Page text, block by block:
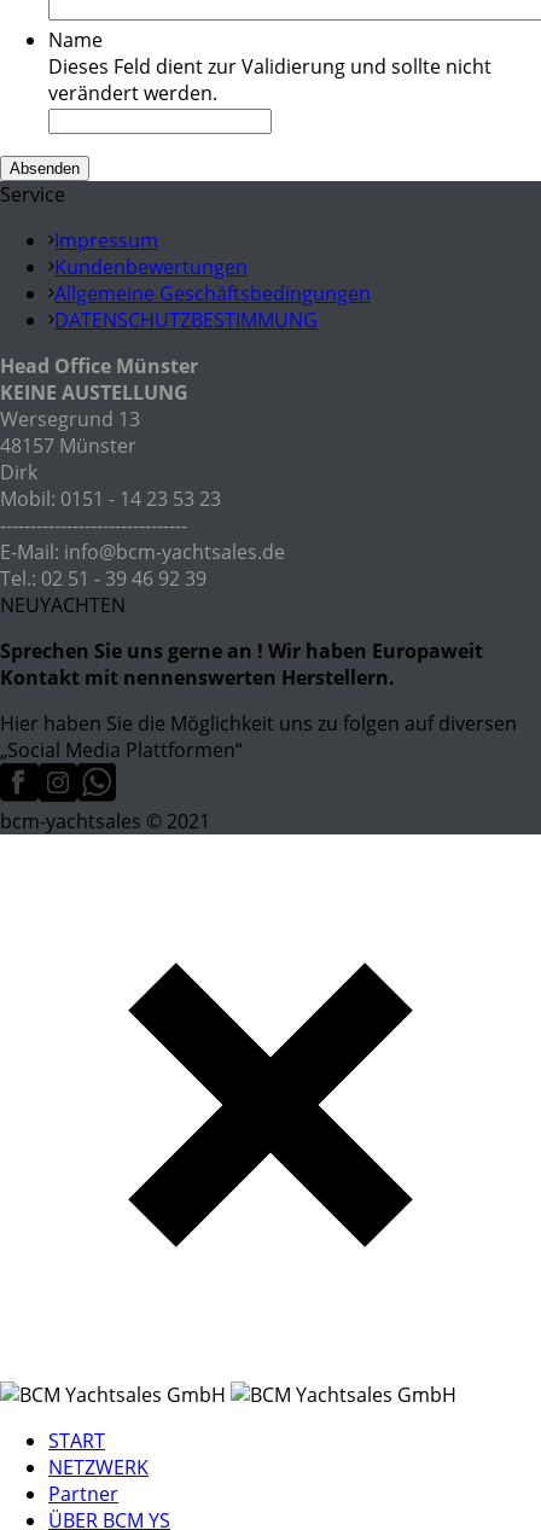
Name
Dieses Feld dient zur Validierung und sollte nicht
verändert werden.
Service
Impressum
Kundenbewertungen
Allgemeine Geschäftsbedingungen
DATENSCHUTZBESTIMMUNG
Head Office Münster
KEINE AUSTELLUNG
Wersegrund 13
48157 Münster
Dirk
Mobil: 0151 - 14 23 53 23
-------------------------------
E-Mail: info@bcm-yachtsales.de
Tel.: 02 51 - 39 46 92 39
NEUYACHTEN
Sprechen Sie uns gerne an ! Wir haben Europaweit
Kontakt mit nennenswerten Herstellern.
Hier haben Sie die Möglichkeit uns zu folgen auf diversen
„Social Media Plattformen“
bcm-yachtsales © 2021
START
NETZWERK
Partner
ÜBER BCM YS